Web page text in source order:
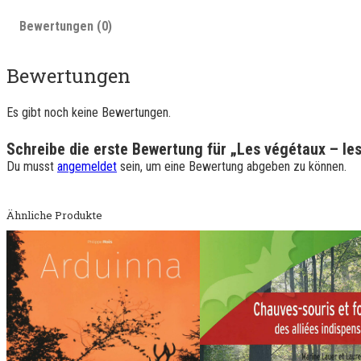
Bewertungen (0)
Bewertungen
Es gibt noch keine Bewertungen.
Schreibe die erste Bewertung für „Les végétaux –
Du musst angemeldet sein, um eine Bewertung abgeben zu können.
Ähnliche Produkte